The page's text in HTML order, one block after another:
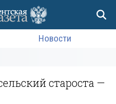
Новости
староста —